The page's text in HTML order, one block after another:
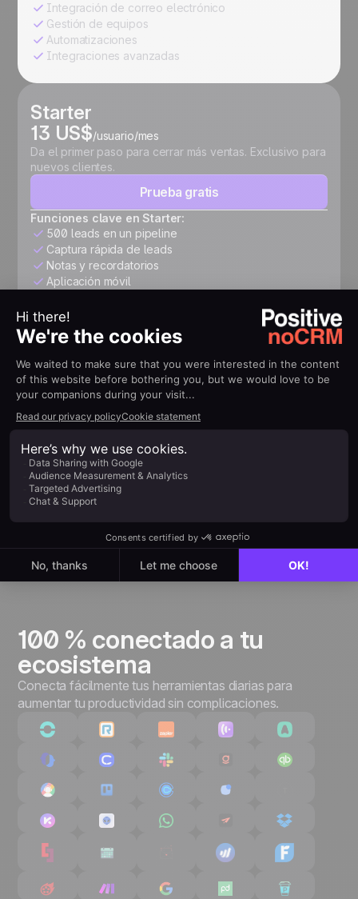
Starter
13 US$/usuario/mes
Da el primer paso para cerrar más ventas. Exclusivo para
nuevos clientes.
Prueba gratis
Funciones clave en Starter:
500 leads en un pipeline
Captura rápida de leads
Notas y recordatorios
Aplicación móvil
Expert
26 US$/usuario/mes
Estructura tu pipeline, automatiza seguimientos, conecta
tus herramientas y acelera tu crecimiento.
Prueba gratis
Todo lo incluido en Starter, más:
Leads y pipelines ilimitados
Personalización sin límites
Cotizaciones y facturas
Seguimiento avanzado
+3,000 integraciones y API
Integración de correo electrónico
Gestión de equipos
Automatizaciones
Integraciones avanzadas
100 % conectado a tu
ecosistema
Conecta fácilmente tus herramientas diarias para
aumentar tu productividad sin complicaciones.